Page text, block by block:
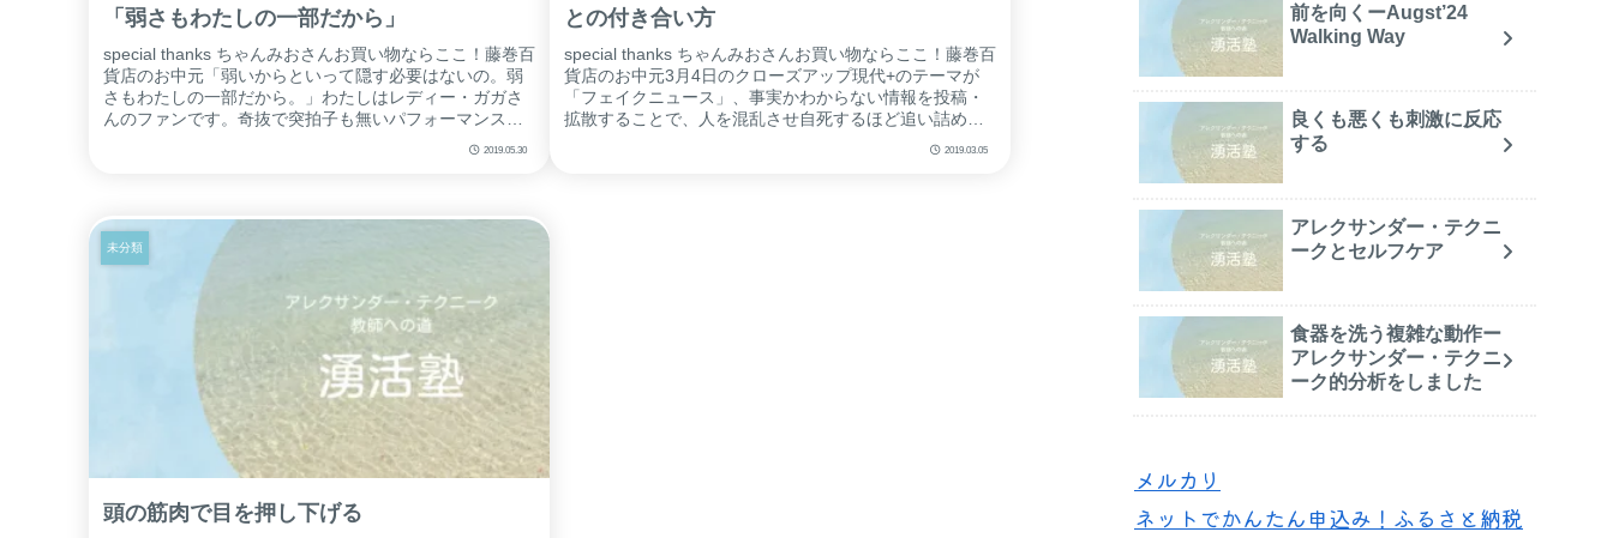
「弱さもわたしの一部だから」
special thanks ちゃんみおさんお買い物ならここ！藤巻百
貨店のお中元「弱いからといって隠す必要はないの。弱
さもわたしの一部だから。」わたしはレディー・ガガさ
んのファンです。奇抜で突拍子も無いパフォーマンスと
2019.05.30
との付き合い方
special thanks ちゃんみおさんお買い物ならここ！藤巻百
貨店のお中元3月4日のクローズアップ現代+のテーマが
「フェイクニュース」、事実かわからない情報を投稿・
拡散することで、人を混乱させ自死するほど追い詰める
2019.03.05
未分類
頭の筋肉で目を押し下げる
前を向くーAugst’24
Walking Way
良くも悪くも刺激に反応
する
アレクサンダー・テクニ
ークとセルフケア
食器を洗う複雑な動作ー
アレクサンダー・テクニ
ーク的分析をしました
メルカリ
ネットでかんたん申込み！ふるさと納税